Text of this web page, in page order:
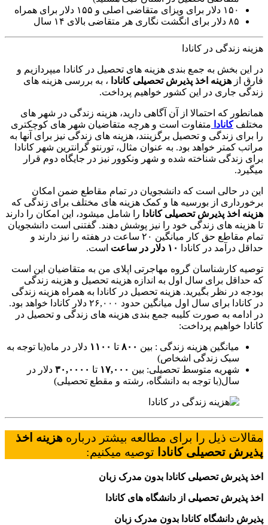
۱۵۰ دلار برای ویزای متقاضی اصلی و ۱۵۵ دلار برای همراه
۸۵ دلار برای انگشت نگاری هر متقاضی بالای ۱۴ سال
هزینه زندگی در کانادا
در این بخش به جمع بندی هزینه های تحصیل در کانادا میپردازیم و
فارق از هزینه اخذ پذیرش تحصیلی کانادا ، به بررسی هزینه های
زندگی جاری در این کشور خواهیم پرداخت.
همانطور که احتمالا از آن آگاهی دارید، هزینه زندگی در شهر های
مختلفکانادا متفاوت است و هرچه متقاضیان شهر های کوچکتری
را برای زندگی و تحصیل برگزینند، هزینه های زندگی نیز برای آنها به
مراتب کمتر خواهد بود. به عنوان مثال، تورنتو گرانترین شهر کانادا
برای زندگی شناخته شده و شهر ونکوور نیز در جایگاه دوم قرار
میگیرد.
این در حالی است که دانشجویان در تمام مقاطع ضمن امکان
برخورداری از بورسیه ها و کمک هزینه های مختلف برای زندگی که
هزینه اخذ پذیرش تحصیلی کانادا را شامل میشود، این امکان را دارند
تا هزینه های زندگی خود را نیز پوشش دهند. گفتنی است دانشجویان
تمام مقاطع حق کار میانگین ۲۰ ساعت در هفته را نیز دارند و
حداقل درآمد در کانادا
۱۰ دلار در ساعت است.
توصیه کارشناسان گروه مهاجرتی اپلای من به متقاضیان این است
که حداقل برای سال اول به اندازه هزینه تحصیل و هزینه زندگی
بودجه در نظر بگیرید. هزینه تحصیل در کانادا به همراه هزینه زندگی
در کانادا برای سال اول میانگین حدود ۲۶,۰۰۰ دلار کانادا خواهد بود.
در ادامه به صورت کلیبه جمع بندی هزینه های زندگی و تحصیل در
کانادا خواهیم پرداخت:
میانگین هزینه زندگی : بین ۸۰۰ تا ۱۱۰۰ دلار در ماه(با توجه به
سبک زندگی اشخاص)
شهریه متوسط تحصیلی: بین ۱۷,۰۰۰ تا ۳۰,۰۰۰۰ دلار در
سال(با توجه به دانشگاه، رشته و مقطع تحصیلی)
مقالات ذیل را برای مطالعه بیشتر درباره هزینه اخذ
پذیرش تحصیلی کانادا توصیه میکنیم:
اخذ پذیرش تحصیلی کانادا بدون مدرک زبان
اخذ پذیرش تحصیلی از دانشگاه های کانادا
پذیرش دانشگاه کانادا بدون مدرک زبان